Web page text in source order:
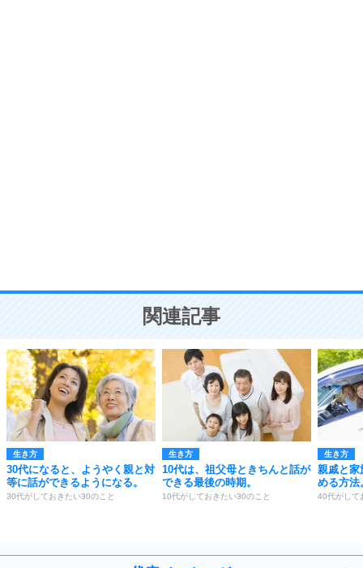
ことが大切。
関連記事
生き方
30代になると、ようやく親と対
等に話ができるようになる。
30代がしておきたい30のこと
生き方
10代は、祖父母ときちんと話が
できる最後の時期。
10代がしておきたい30のこと
生き方
親戚と家
める方法
40代がして